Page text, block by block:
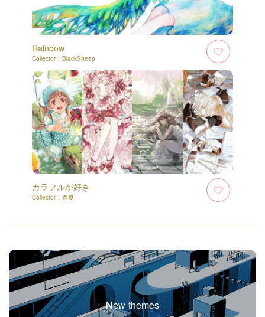
Rainbow
Collector : BlackSheep
カラフルが好き
Collector : 春夏
New themes